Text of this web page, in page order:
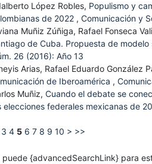
López Robles, Populismo y
de 2022 , Comunicación y
Muñiz Zúñiga, Rafael Fonseca
de Cuba. Propuesta de
26 (2016): Año 13
Arias, Rafael Eduardo González
de Iberoamérica ,
Muñiz, Cuando el debate se
elecciones federales mexicanas de
3 4 5 6 7 8 9 10 > >>
puede {advancedSearchLink} para